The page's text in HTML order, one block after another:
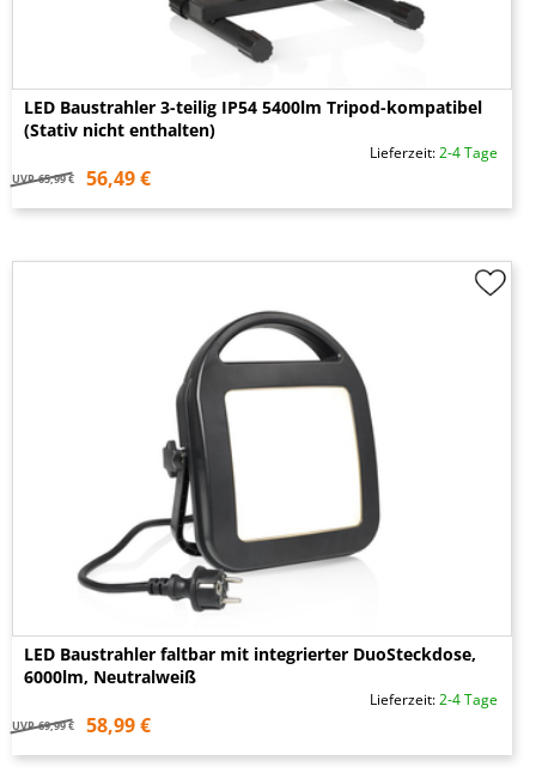
LED Baustrahler 3-teilig IP54 5400lm Tripod-kompatibel
(Stativ nicht enthalten)
Lieferzeit:2-4 Tage
UVP 65,99 € 56,49 €
LED Baustrahler faltbar mit integrierter DuoSteckdose,
6000lm, Neutralweiß
Lieferzeit:2-4 Tage
UVP 69,99 € 58,99 €